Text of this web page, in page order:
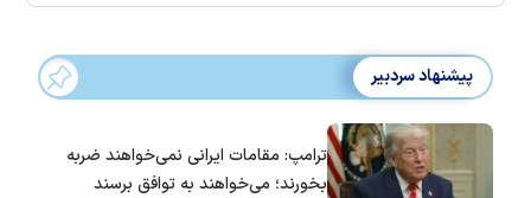
پیشنهاد سردبیر
ترامپ: مقامات ایرانی نمی‌خواهند ضربه
بخورند؛ می‌خواهند به توافق برسند